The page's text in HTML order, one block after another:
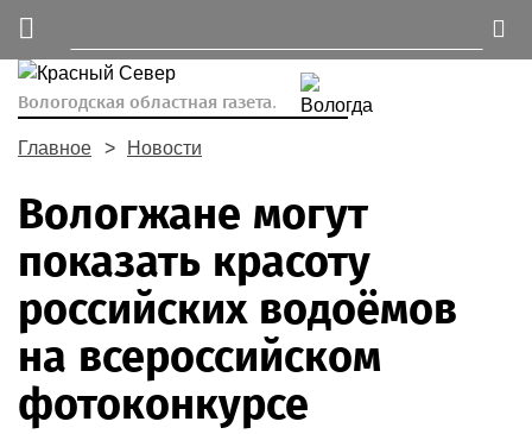
Вологодская областная газета.
Главное Новости
Вологжане могут
показать красоту
российских водоёмов
на всероссийском
фотоконкурсе